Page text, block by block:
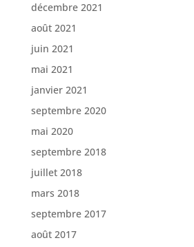
décembre 2021
août 2021
juin 2021
mai 2021
janvier 2021
septembre 2020
mai 2020
septembre 2018
juillet 2018
mars 2018
septembre 2017
août 2017